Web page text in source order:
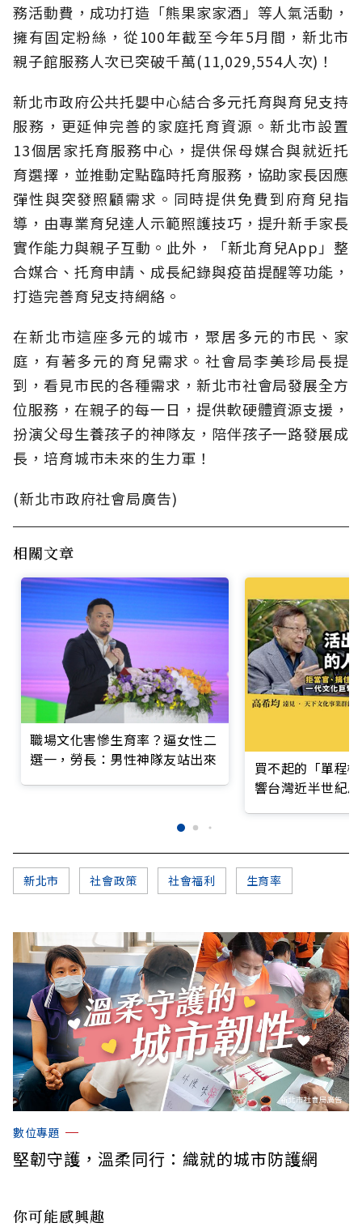
務活動費，成功打造「熊果家家酒」等人氣活動，
擁有固定粉絲，從100年截至今年5月間，新北市
親子館服務人次已突破千萬(11,029,554人次)！
新北市政府公共托嬰中心結合多元托育與育兒支持
服務，更延伸完善的家庭托育資源。新北市設置
13個居家托育服務中心，提供保母媒合與就近托
育選擇，並推動定點臨時托育服務，協助家長因應
彈性與突發照顧需求。同時提供免費到府育兒指
導，由專業育兒達人示範照護技巧，提升新手家長
實作能力與親子互動。此外，「新北育兒App」整
合媒合、托育申請、成長紀錄與疫苗提醒等功能，
打造完善育兒支持網絡。
在新北市這座多元的城市，聚居多元的市民、家
庭，有著多元的育兒需求。社會局李美珍局長提
到，看見市民的各種需求，新北市社會局發展全方
位服務，在親子的每一日，提供軟硬體資源支援，
扮演父母生養孩子的神隊友，陪伴孩子一路發展成
長，培育城市未來的生力軍！
(新北市政府社會局廣告)
相關文章
職場文化害慘生育率？逼女性二
選一，勞長：男性神隊友站出來
買不起的「單程
響台灣近半世紀
新北市 社會政策 社會福利 生育率
數位專題
堅韌守護，溫柔同行：織就的城市防護網
你可能感興趣